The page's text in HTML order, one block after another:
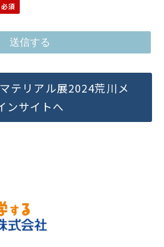
テリアル展2024荒川メ
ンサイトへ